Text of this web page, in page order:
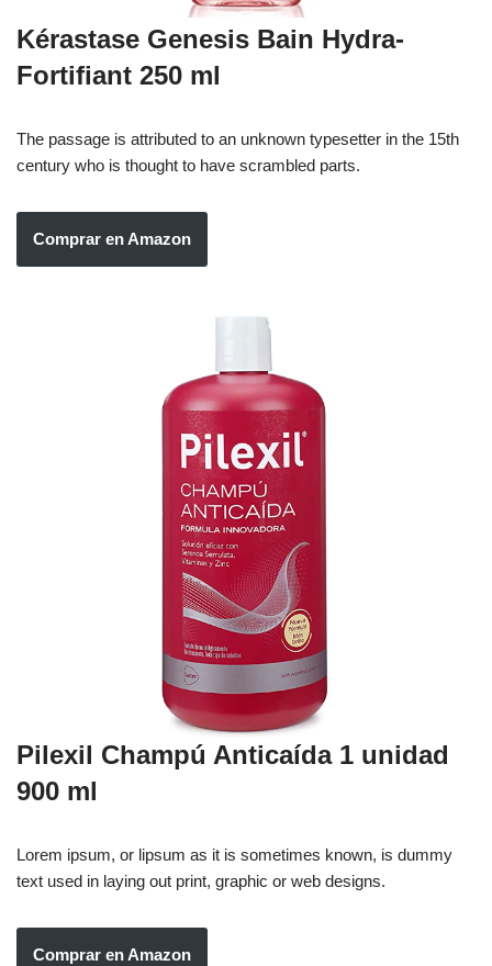
Kérastase Genesis Bain Hydra-
Fortifiant 250 ml
The passage is attributed to an unknown typesetter in the 15th
century who is thought to have scrambled parts.
Comprar en Amazon
Pilexil Champú Anticaída 1 unidad
900 ml
Lorem ipsum, or lipsum as it is sometimes known, is dummy
text used in laying out print, graphic or web designs.
Comprar en Amazon